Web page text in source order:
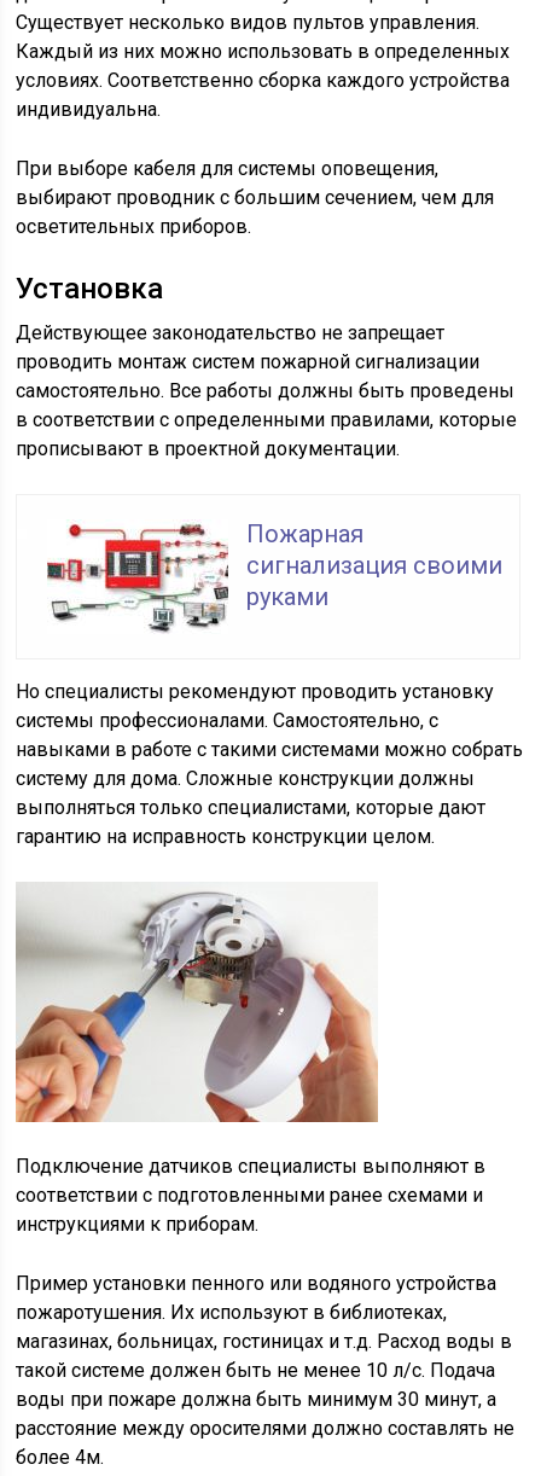
Существует несколько видов пультов управления.
Каждый из них можно использовать в определенных
условиях. Соответственно сборка каждого устройства
индивидуальна.
При выборе кабеля для системы оповещения,
выбирают проводник с большим сечением, чем для
осветительных приборов.
Установка
Действующее законодательство не запрещает
проводить монтаж систем пожарной сигнализации
самостоятельно. Все работы должны быть проведены
в соответствии с определенными правилами, которые
прописывают в проектной документации.
Пожарная
сигнализация своими
руками
Но специалисты рекомендуют проводить установку
системы профессионалами. Самостоятельно, с
навыками в работе с такими системами можно собрать
систему для дома. Сложные конструкции должны
выполняться только специалистами, которые дают
гарантию на исправность конструкции целом.
Подключение датчиков специалисты выполняют в
соответствии с подготовленными ранее схемами и
инструкциями к приборам.
Пример установки пенного или водяного устройства
пожаротушения. Их используют в библиотеках,
магазинах, больницах, гостиницах и т.д. Расход воды в
такой системе должен быть не менее 10 л/с. Подача
воды при пожаре должна быть минимум 30 минут, а
расстояние между оросителями должно составлять не
более 4м.